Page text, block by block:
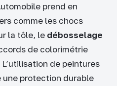
prend en
comme les chocs
la tôle, le débosselage
de colorimétrie
de peintures
protection durable